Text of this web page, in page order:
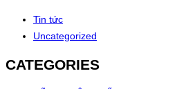
Tin tức
Uncategorized
CATEGORIES